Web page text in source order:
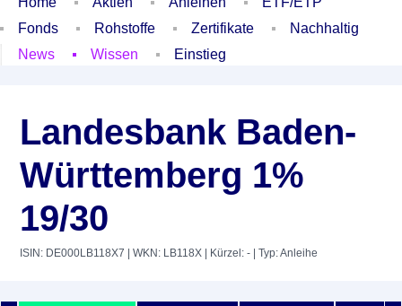
Fonds
Rohstoffe Zertifikate
Nachhaltig
News
Wissen Einstieg
Landesbank Baden-
Württemberg 1%
19/30
ISIN: DE000LB118X7 | WKN: LB118X | Kürzel: - | Typ: Anleihe